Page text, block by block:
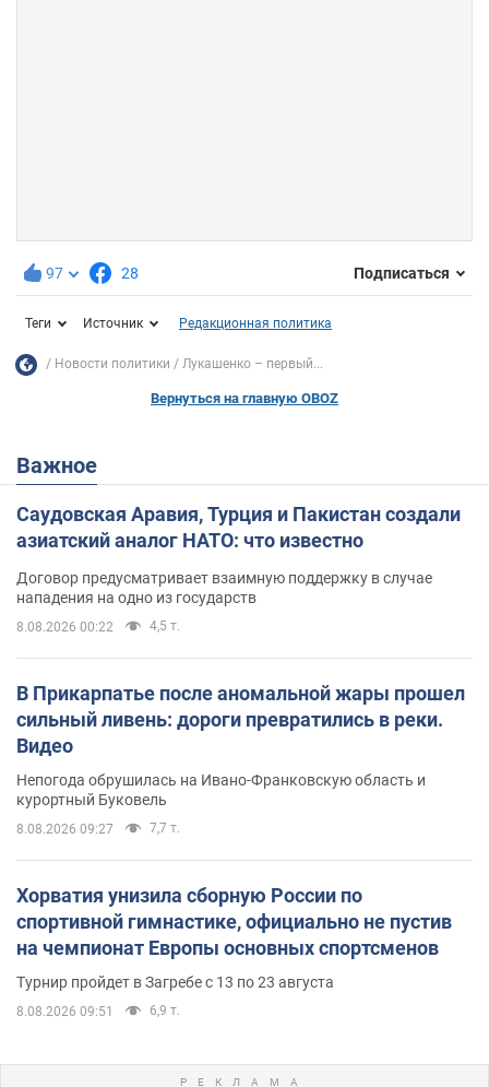
97 28 Подписаться
Теги Источник Редакционная политика
Новости политики Лукашенко – первый...
Вернуться на главную OBOZ
Важное
Саудовская Аравия, Турция и Пакистан создали
азиатский аналог НАТО: что известно
Договор предусматривает взаимную поддержку в случае
нападения на одно из государств
8.08.2026 00:22 4,5 т.
В Прикарпатье после аномальной жары прошел
сильный ливень: дороги превратились в реки.
Видео
Непогода обрушилась на Ивано-Франковскую область и
курортный Буковель
8.08.2026 09:27 7,7 т.
Хорватия унизила сборную России по
спортивной гимнастике, официально не пустив
на чемпионат Европы основных спортсменов
Турнир пройдет в Загребе с 13 по 23 августа
8.08.2026 09:51 6,9 т.